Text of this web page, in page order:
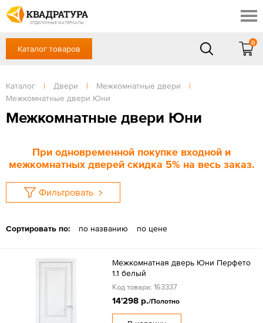
ОТДЕЛОЧНЫЕ МАТЕРИАЛЫ
Скидки
Контакты
Доставка и оплата
Готовые решения
Отзывы
+7 (863) 303-36-23
Сб, Вс — выходной
ЗАКАЗАТЬ ЗВОНОК
Вход / Регистрация
Каталог товаров
0
Каталог | Двери | Межкомнатные двери
|
Межкомнатные двери Юни
Межкомнатные двери Юни
При одновременной покупке входной и
межкомнатных дверей скидка 5% на весь заказ.
Фильтровать
Сортировать по: по названию по цене
Межкомнатная дверь Юни Перфето
1.1 белый
Код товара: 163337
14'298 р./Полотно